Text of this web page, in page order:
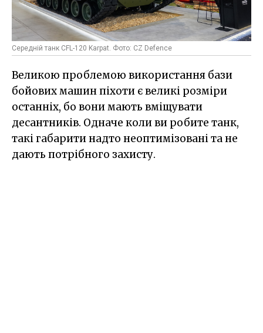
Середній танк CFL-120 Karpat. Фото: CZ Defence
Великою проблемою використання бази
бойових машин піхоти є великі розміри
останніх, бо вони мають вміщувати
десантників. Одначе коли ви робите танк,
такі габарити надто неоптимізовані та не
дають потрібного захисту.